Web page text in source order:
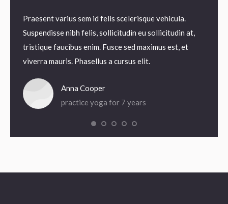
Praesent varius sem id felis scelerisque vehicula.
Suspendisse nibh felis, sollicitudin eu sollicitudin at,
tristique faucibus enim. Fusce sed maximus est, et
viverra mauris. Phasellus a cursus elit.
Anna Cooper
practice yoga for 7 years